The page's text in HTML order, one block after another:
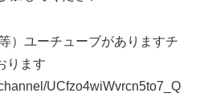
）ユーチューブがありますチ
ります
UCfzo4wiWvrcn5to7_Q